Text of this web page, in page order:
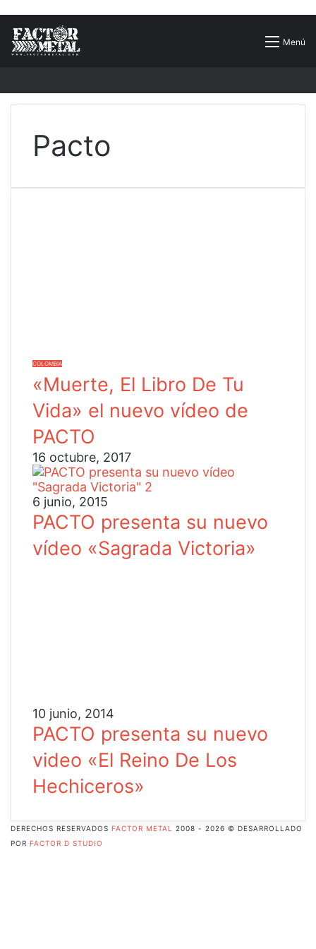
Menú
Buscar
Pacto
COLOMBIA
«Muerte, El Libro De Tu
Vida» el nuevo vídeo de
PACTO
16 octubre, 2017
6 junio, 2015
PACTO presenta su nuevo
vídeo «Sagrada Victoria»
10 junio, 2014
PACTO presenta su nuevo
video «El Reino De Los
Hechiceros»
DERECHOS RESERVADOS FACTOR METAL
2008 - 2026 © DESARROLLADO
POR FACTOR D STUDIO